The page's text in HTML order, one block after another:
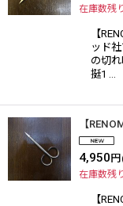
在庫数残
【
ッド
の切
挺1 …
【
4,950 円
在庫数残
【